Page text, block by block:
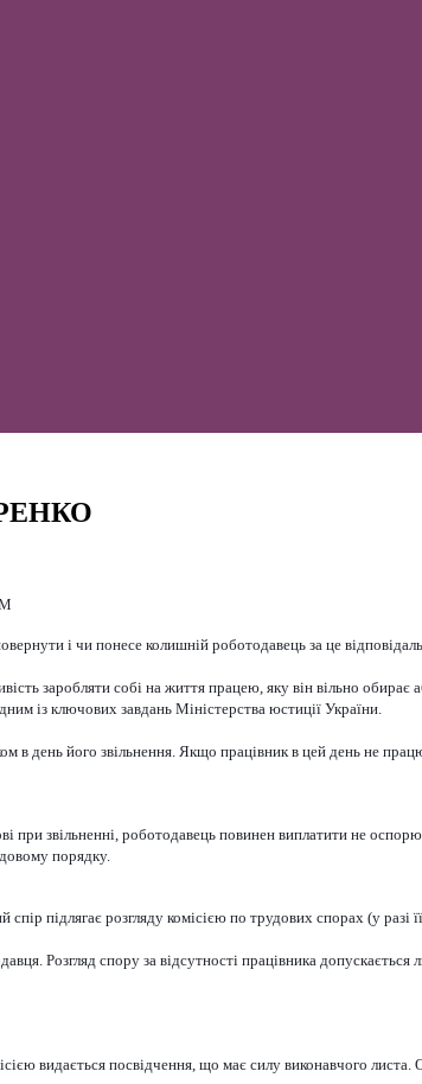
і чи понесе колишній роботодавець за це
заробляти собі на життя працею, яку він вільно
із ключових завдань Міністерства юстиції України.
в день його звільнення. Якщо працівник в цей день не
при звільненні, роботодавець повинен виплатити не
порядку.
підлягає розгляду комісією по трудових спорах (у разі
Розгляд спору за відсутності працівника
видається посвідчення, що має силу виконавчого